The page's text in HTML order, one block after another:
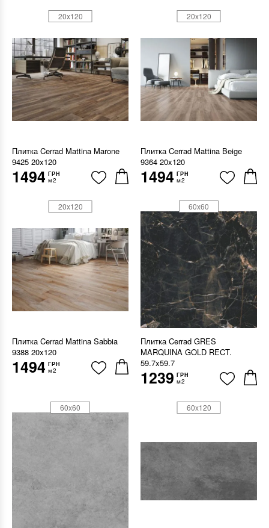
Плитка Cerrad Mattina Marone
9425 20x120
1494 ГРН
м2
20x120
Плитка Cerrad Mattina Beige
9364 20x120
1494 ГРН
м2
20x120
Плитка Cerrad Mattina Sabbia
9388 20x120
1494 ГРН
м2
20x120
Плитка Cerrad GRES
MARQUINA GOLD RECT.
59.7x59.7
1239 ГРН
м2
60x60
60x60 60x120